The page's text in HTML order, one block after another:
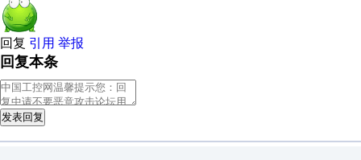
回复 引用 举报
回复本条
发表回复